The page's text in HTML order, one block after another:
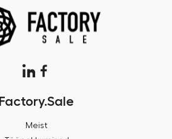
Factory.Sale
Meist